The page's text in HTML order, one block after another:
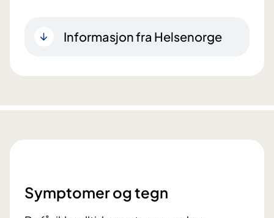
Informasjon fra Helsenorge
Symptomer og tegn